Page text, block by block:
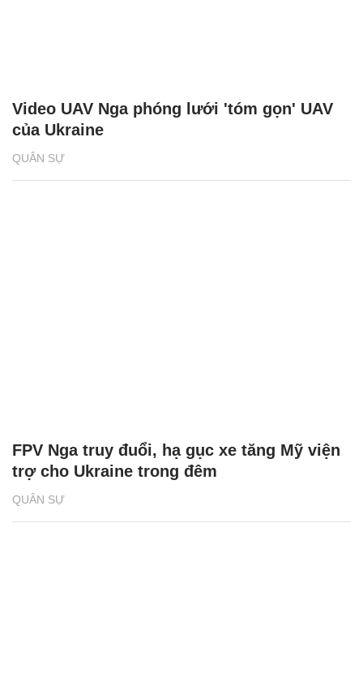
QUÂN SỰ
Video UAV Nga phóng lưới 'tóm gọn' UAV
của Ukraine
QUÂN SỰ
FPV Nga truy đuổi, hạ gục xe tăng Mỹ viện
trợ cho Ukraine trong đêm